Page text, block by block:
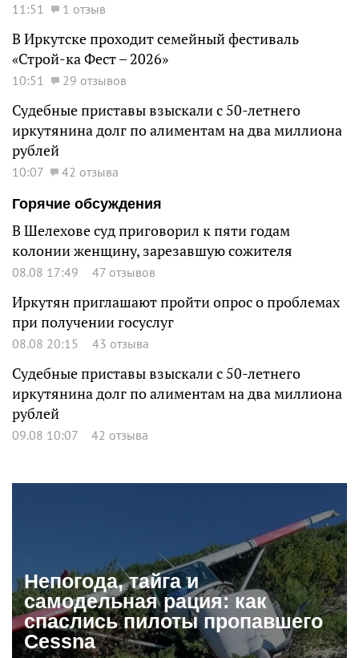
11:51 1 отзыв
В Иркутске проходит семейный фестиваль
«Строй-ка Фест – 2026»
10:51 29 отзывов
Судебные приставы взыскали с 50-летнего
иркутянина долг по алиментам на два миллиона
рублей
10:07
42 отзыва
Горячие обсуждения
В Шелехове суд приговорил к пяти годам
колонии женщину, зарезавшую сожителя
08.08 17:49 47 отзывов
Иркутян приглашают пройти опрос о проблемах
при получении госуслуг
08.08 20:15 43 отзыва
Судебные приставы взыскали с 50-летнего
иркутянина долг по алиментам на два миллиона
рублей
09.08 10:07 42 отзыва
Непогода, тайга и
самодельная рация: как
спаслись пилоты пропавшего
Cessna